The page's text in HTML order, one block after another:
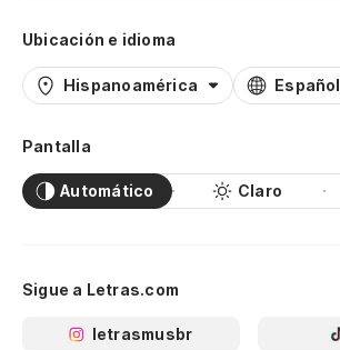
Ubicación e idioma
Hispanoamérica Español
Pantalla
Automático Claro
Sigue a Letras.com
letrasmusbr